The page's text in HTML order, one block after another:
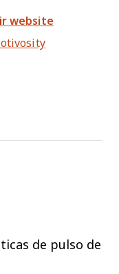
website
de pulso de